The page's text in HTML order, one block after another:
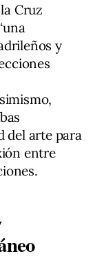
Cruz
y
del arte para
entre